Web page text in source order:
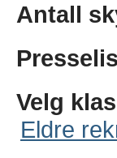
Antall
Velg
Eldre